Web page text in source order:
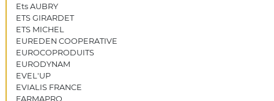
Ets AUBRY
ETS GIRARDET
ETS MICHEL
EUREDEN COOPERATIVE
EUROCOPRODUITS
EURODYNAM
EVEL'UP
EVIALIS FRANCE
FARMAPRO